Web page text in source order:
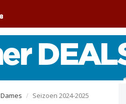
Dames Seizoen 2024-2025